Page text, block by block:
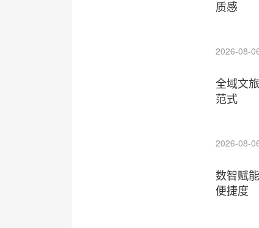
质感
2026-08-
全域文
范式
2026-08-
数智赋
便捷度